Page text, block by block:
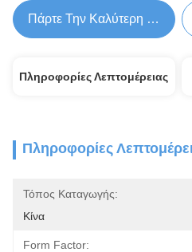
Πάρτε Την Καλύτερη Τιμή
Πληροφορίες Λεπτομέρειας
Πληροφορίες
Τόπος Καταγωγής:
Κίνα
Form Factor: